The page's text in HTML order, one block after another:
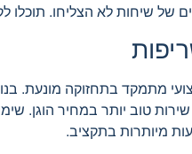
שיחות לא הצליחו. תוכלו
מתמקד בתחזוקה מונעת.
טוב יותר במחיר הוגן.
מיותרות בתקציב.